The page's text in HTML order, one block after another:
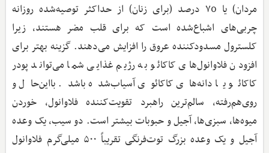
مردان) یا ۷0 درصد (برای زنان) از حداکثر توصیه‌شده روزانه
چربی‌های اشباع‌شده است که برای قلب مضر هستند، زیرا
کلسترول مسدودکننده عروق را افزایش می‌دهند. گزینه بهتر برای
افزودن فلاوانول‌های کاکائو به رژیم غذایی شما می‌تواند پودر
کاکائو یا دانه‌های کاکائوی آسیاب‌شده باشد. بااین‌حال و
روی‌هم‌رفته، سالم‌ترین راهبرد تقویت‌کننده فلاوانول، خوردن
میوه‌ها، سبزی‌ها، آجیل و حبوبات بیشتر است. دو سیب، یک وعده
آجیل و یک وعده بزرگ توت‌فرنگی تقریباً ۵۰۰ میلی‌گرم فلاوانول